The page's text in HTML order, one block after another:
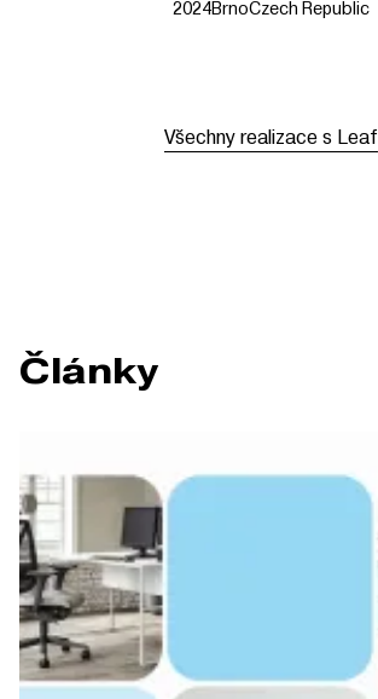
2024BrnoCzech Republic
Všechny realizace s Leaf
Články